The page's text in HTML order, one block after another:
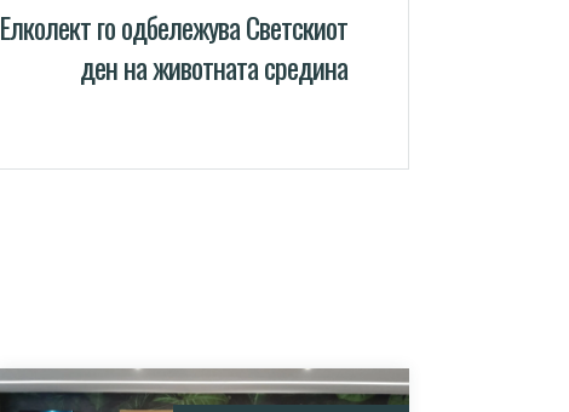
Елколект го одбележува Светскиот
ден на животната средина